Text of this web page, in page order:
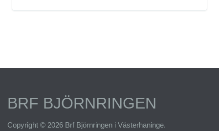
BRF BJÖRNRINGEN
Copyright © 2026 Brf Björnringen i Västerhaninge.